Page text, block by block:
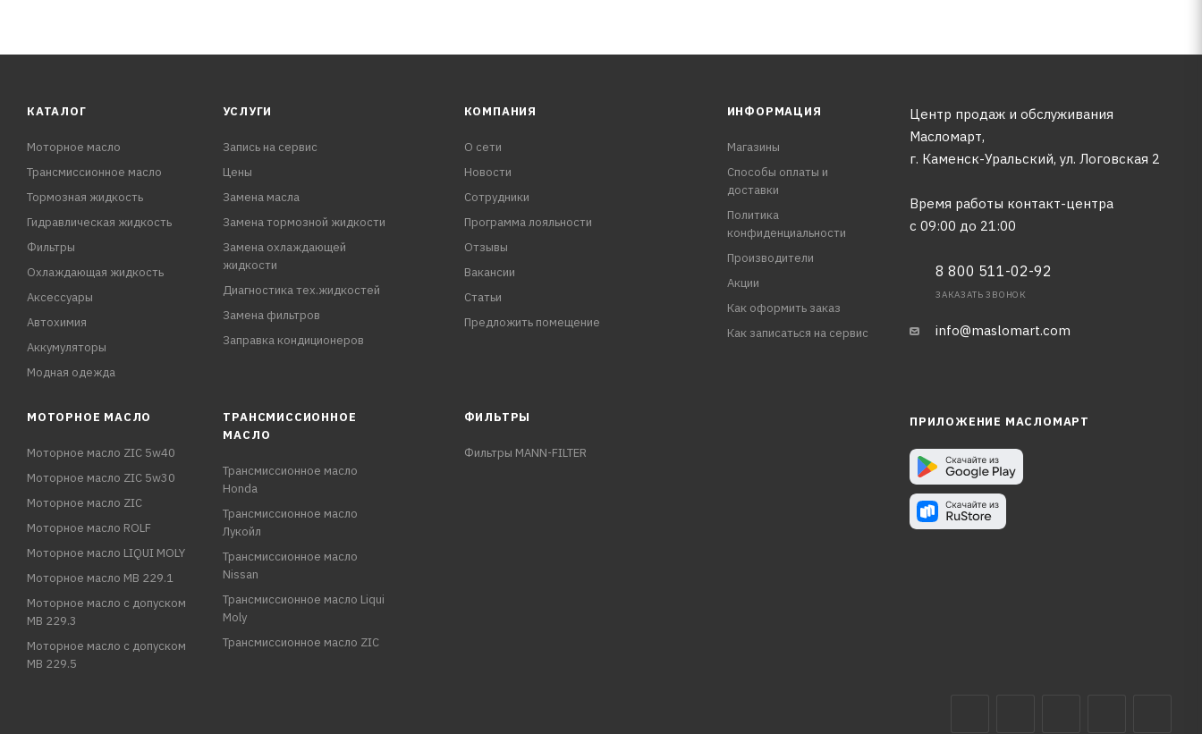
КАТАЛОГ
Моторное масло
Трансмиссионное масло
Тормозная жидкость
Гидравлическая жидкость
Фильтры
Охлаждающая жидкость
Аксессуары
Автохимия
Аккумуляторы
Модная одежда
УСЛУГИ
Запись на сервис
Цены
Замена масла
Замена тормозной жидкости
Замена охлаждающей
жидкости
Диагностика тех.жидкостей
Замена фильтров
Заправка кондиционеров
КОМПАНИЯ
О сети
Новости
Сотрудники
Программа лояльности
Отзывы
Вакансии
Статьи
Предложить помещение
ИНФОРМАЦИЯ
Магазины
Способы оплаты и
доставки
Политика
конфиденциальности
Производители
Акции
Как оформить заказ
Как записаться на сервис
Центр продаж и обслуживания
Масломарт,
г. Каменск-Уральский, ул. Логовская 2
Время работы контакт-центра
с 09:00 до 21:00
8 800 511-02-92
ЗАКАЗАТЬ ЗВОНОК
info@maslomart.com
МОТОРНОЕ МАСЛО
Моторное масло ZIC 5w40
Моторное масло ZIC 5w30
Моторное масло ZIC
Моторное масло ROLF
Моторное масло LIQUI MOLY
Моторное масло MB 229.1
Моторное масло с допуском
MB 229.3
Моторное масло с допуском
MB 229.5
ТРАНСМИССИОННОЕ
МАСЛО
Трансмиссионное масло
Honda
Трансмиссионное масло
Лукойл
Трансмиссионное масло
Nissan
Трансмиссионное масло Liqui
Moly
Трансмиссионное масло ZIC
ФИЛЬТРЫ
Фильтры MANN-FILTER
ПРИЛОЖЕНИЕ МАСЛОМАРТ